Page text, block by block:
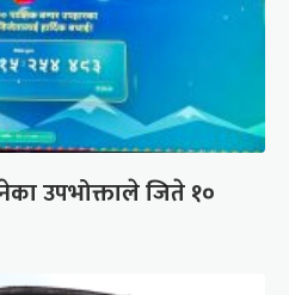
उपभोक्ताले जिते १०